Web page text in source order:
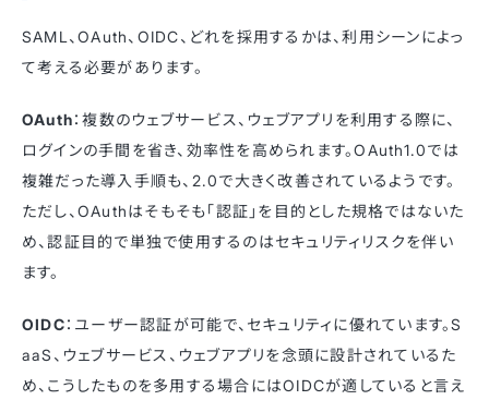
SAML、OAuth、OIDC、どれを採用するかは、利用シーンによっ
て考える必要があります。
OAuth：複数のウェブサービス、ウェブアプリを利用する際に、
ログインの手間を省き、効率性を高められます。OAuth1.0では
複雑だった導入手順も、2.0で大きく改善されているようです。
ただし、OAuthはそもそも「認証」を目的とした規格ではないた
め、認証目的で単独で使用するのはセキュリティリスクを伴い
ます。
OIDC：ユーザー認証が可能で、セキュリティに優れています。S
aaS、ウェブサービス、ウェブアプリを念頭に設計されているた
め、こうしたものを多用する場合にはOIDCが適していると言え